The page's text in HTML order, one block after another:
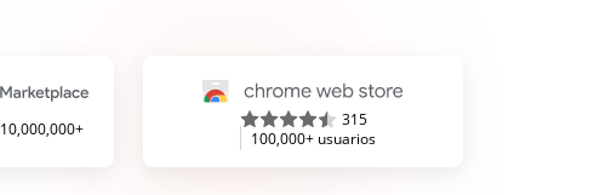
10,000,000+
315
100,000+ usuarios